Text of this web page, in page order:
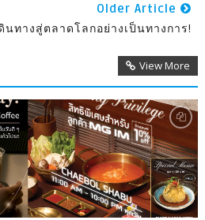
Older Article
ทางสู่ตลาดโลกอย่างเป็นทางการ!
View More